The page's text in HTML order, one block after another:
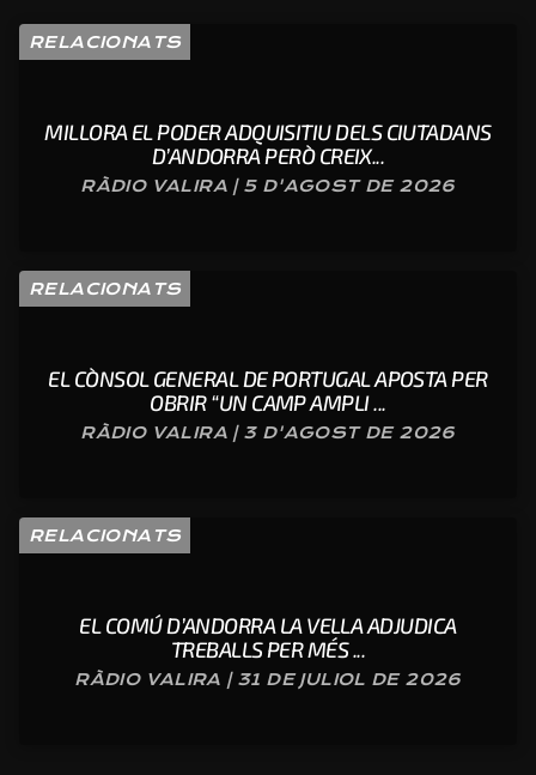
RELACIONATS
MILLORA EL PODER ADQUISITIU DELS CIUTADANS
D’ANDORRA PERÒ CREIX...
RÀDIO VALIRA | 5 D'AGOST DE 2026
RELACIONATS
EL CÒNSOL GENERAL DE PORTUGAL APOSTA PER
OBRIR “UN CAMP AMPLI ...
RÀDIO VALIRA | 3 D'AGOST DE 2026
RELACIONATS
EL COMÚ D’ANDORRA LA VELLA ADJUDICA
TREBALLS PER MÉS ...
RÀDIO VALIRA | 31 DE JULIOL DE 2026